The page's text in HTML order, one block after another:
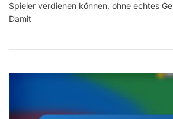
Spieler verdienen können, ohne echtes
Damit